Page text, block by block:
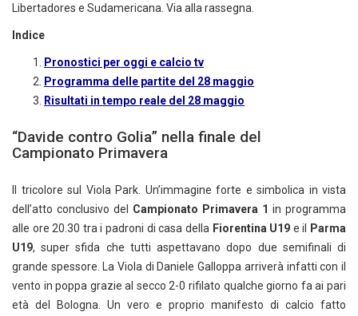
Libertadores e Sudamericana. Via alla rassegna.
Indice
Pronostici per oggi e calcio tv
Programma delle partite del 28 maggio
Risultati in tempo reale del 28 maggio
“Davide contro Golia” nella finale del
Campionato Primavera
Il tricolore sul Viola Park. Un’immagine forte e simbolica in vista
dell’atto conclusivo del Campionato Primavera 1 in programma
alle ore 20.30 tra i padroni di casa della Fiorentina U19 e il
Parma
U19, super sfida che tutti aspettavano dopo due semifinali di
grande spessore. La Viola di Daniele Galloppa arriverà infatti con il
vento in poppa grazie al secco 2-0 rifilato qualche giorno fa ai pari
età del Bologna. Un vero e proprio manifesto di calcio fatto